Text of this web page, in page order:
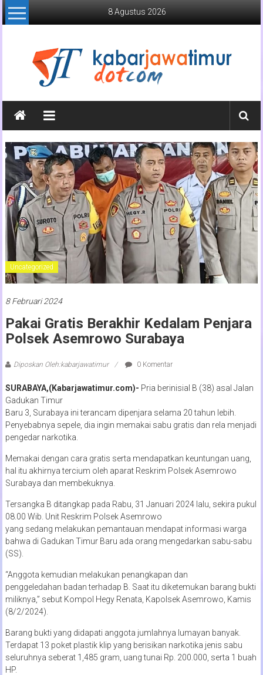
Lompat
ke
8 Agustus 2026
Kabar
Jawa
Timur
Media
Online
Jawa
Timur
Uncategorized
8 Februari 2024
Pakai Gratis Berakhir Kedalam Penjara
Polsek Asemrowo Surabaya
Diposkan Oleh:kabarjawatimur 0 Komentar
SURABAYA,(Kabarjawatimur.com)- Pria berinisial B (38) asal Jalan
Gadukan Timur
Baru 3, Surabaya ini terancam dipenjara selama 20 tahun lebih.
Penyebabnya sepele, dia ingin memakai sabu gratis dan rela menjadi
pengedar narkotika.
Memakai dengan cara gratis serta mendapatkan keuntungan uang,
hal itu akhirnya tercium oleh aparat Reskrim Polsek Asemrowo
Surabaya dan membekuknya.
Tersangka B ditangkap pada Rabu, 31 Januari 2024 lalu, sekira pukul
08.00 Wib. Unit Reskrim Polsek Asemrowo
yang sedang melakukan pemantauan mendapat informasi warga
bahwa di Gadukan Timur Baru ada orang mengedarkan sabu-sabu
(SS).
“Anggota kemudian melakukan penangkapan dan
penggeledahan badan terhadap B. Saat itu diketemukan barang bukti
miliknya,” sebut Kompol Hegy Renata, Kapolsek Asemrowo, Kamis
(8/2/2024).
Barang bukti yang didapati anggota jumlahnya lumayan banyak.
Terdapat 13 poket plastik klip yang berisikan narkotika jenis sabu
seluruhnya seberat 1,485 gram, uang tunai Rp. 200.000, serta 1 buah
HP.